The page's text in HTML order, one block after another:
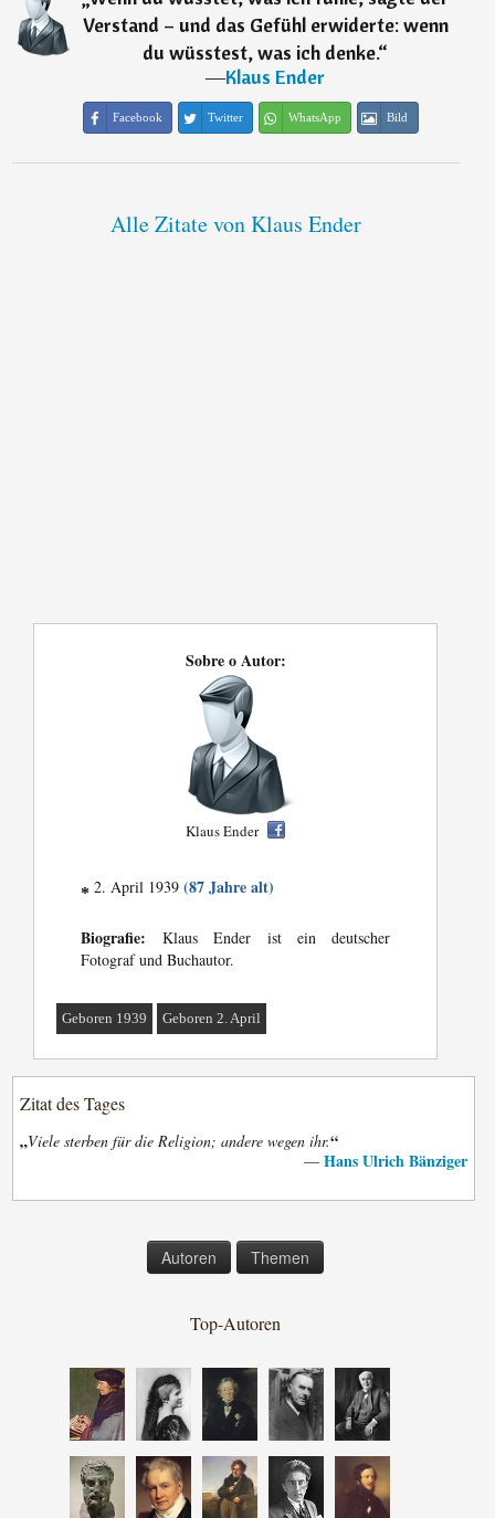
Verstand – und das Gefühl erwiderte: wenn
du wüsstest, was ich denke.“
―Klaus Ender
Facebook Twitter WhatsApp Bild
Alle Zitate von Klaus Ender
Sobre o Autor:
Klaus Ender
* 2. April 1939(87 Jahre alt)
Biografie: Klaus Ender ist ein deutscher
Fotograf und Buchautor.
Geboren 1939 Geboren 2. April
Zitat des Tages
„Viele sterben für die Religion; andere wegen ihr.“
— Hans Ulrich Bänziger
Autoren Themen
Top-Autoren